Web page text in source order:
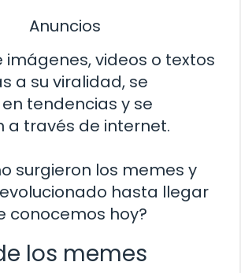
Anuncios
imágenes, videos o textos
a su viralidad, se
tendencias y se
a través de internet.
surgieron los memes y
hasta llegar
conocemos hoy?
los memes